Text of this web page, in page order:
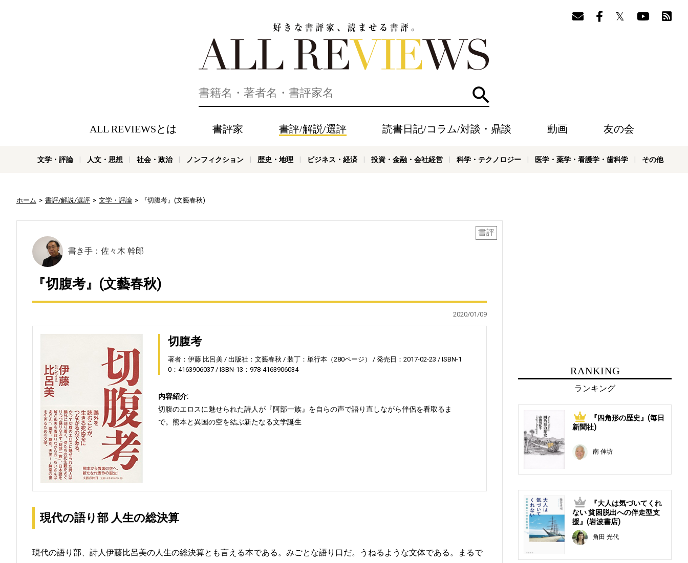
検索
ALL REVIEWSとは 書評家 書評/解説/選評 読書日記/コラム/対談・鼎談 動画 友の会
文学・評論 人文・思想 社会・政治 ノンフィクション 歴史・地理 ビジネス・経済 投資・金融・会社経営 科学・テクノロジー 医学・薬学・看護学・歯科学 その他
ホーム 書評/解説/選評 文学・評論 『切腹考』(文藝春秋)
書評
書き手：佐々木 幹郎
『切腹考』(文藝春秋)
2020/01/09
切腹考
著者：伊藤 比呂美 出版社：文藝春秋 装丁：単行本（280ページ） 発売日：2017-02-23
ISBN-1
0：4163906037
ISBN-13：978-4163906034
内容紹介:
切腹のエロスに魅せられた詩人が『阿部一族』を自らの声で語り直しながら伴侶を看取るま
で。熊本と異国の空を結ぶ新たなる文学誕生
現代の語り部 人生の総決算
現代の語り部、詩人伊藤比呂美の人生の総決算とも言える本である。みごとな語り口だ。うねるような文体である。まるで
RANKING
ランキング
1
『四角形の歴史』(毎日
新聞社)
南 伸坊
2
『大人は気づいてくれ
ない 貧困脱出への伴走型支
援』(岩波書店)
角田 光代